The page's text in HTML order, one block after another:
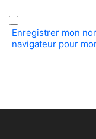
Enregistrer mon
navigateur pour